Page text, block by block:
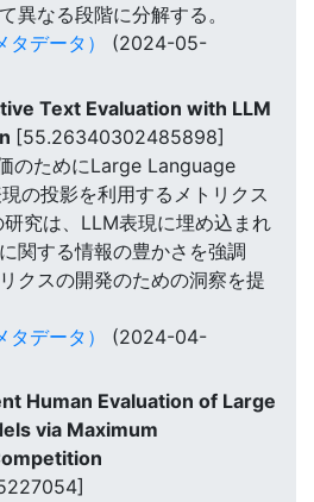
異なる段階に分解する。
データ）
(2024-05-
Text Evaluation with LLM
[55.26340302485898]
のためにLarge Language
の投影を利用するメトリクス
究は、LLM表現に埋め込まれ
関する情報の豊かさを強調
クスの開発のための洞察を提
データ）
(2024-04-
Human Evaluation of Large
via Maximum